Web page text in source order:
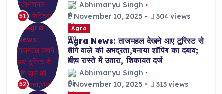
51
Abhimanyu Singh
November 10, 2025
304 views
52
Agra
Agra News: ताजमहल देखने आए टूरिस्ट से
तांगे वाले की अभद्रता,बनाया शॉपिंग का दबाव;
बीच रास्ते में उतारा, शिकायत दर्ज
Abhimanyu Singh
November 10, 2025
313 views